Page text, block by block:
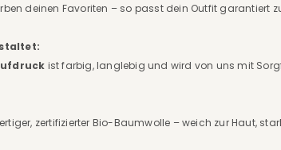
deinen Favoriten – so passt dein Outfit garantiert
ist farbig, langlebig und wird von uns mit
zertifizierter Bio-Baumwolle – weich zur Haut,